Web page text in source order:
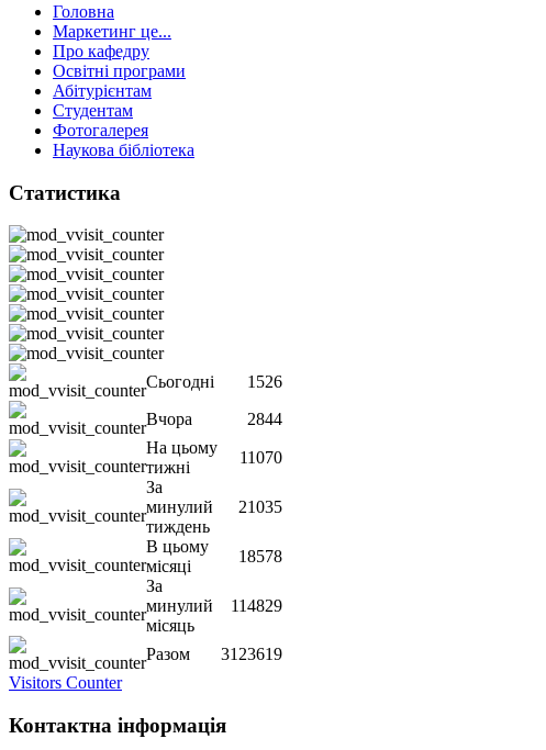
Головна
Маркетинг це...
Про кафедру
Освітні програми
Абітурієнтам
Студентам
Фотогалерея
Наукова бібліотека
Статистика
Сьогодні
1526
Вчора
2844
На цьому
тижні
11070
За
минулий
тиждень
21035
В цьому
місяці
18578
За
минулий
місяць
114829
Разом
3123619
Visitors Counter
Контактна інформація